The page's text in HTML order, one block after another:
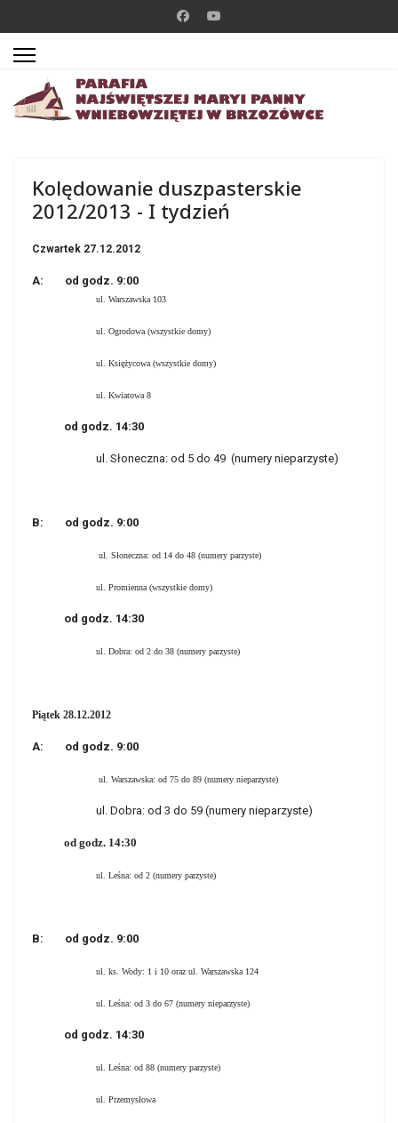
Kolędowanie duszpasterskie
2012/2013 - I tydzień
Czwartek 27.12.2012
A: od godz. 9:00
ul. Warszawska 103
ul. Ogrodowa (wszystkie domy)
ul. Księżycowa (wszystkie domy)
ul. Kwiatowa 8
od godz. 14:30
ul. Słoneczna: od 5 do 49 (numery nieparzyste)
B: od godz. 9:00
ul. Słoneczna: od 14 do 48 (numery parzyste)
ul. Promienna (wszystkie domy)
od godz. 14:30
ul. Dobra: od 2 do 38 (numery parzyste)
Piątek 28.12.2012
A: od godz. 9:00
ul. Warszawska: od 75 do 89 (numery nieparzyste)
ul. Dobra: od 3 do 59 (numery nieparzyste)
od godz. 14:30
ul. Leśna: od 2 (numery parzyste)
B: od godz. 9:00
ul. ks. Wody: 1 i 10 oraz ul. Warszawska 124
ul. Leśna: od 3 do 67 (numery nieparzyste)
od godz. 14:30
ul. Leśna: od 88 (numery parzyste)
ul. Przemysłowa